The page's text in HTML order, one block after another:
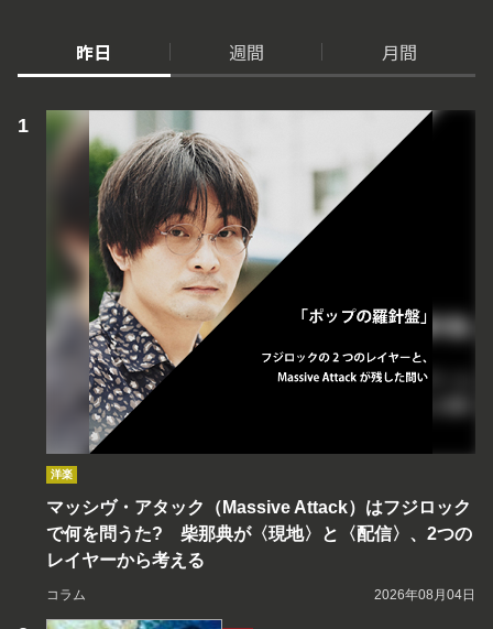
昨日 週間 月間
洋楽
マッシヴ・アタック（Massive Attack）はフジロック
で何を問うた? 柴那典が〈現地〉と〈配信〉、2つの
レイヤーから考える
コラム 2026年08月04日